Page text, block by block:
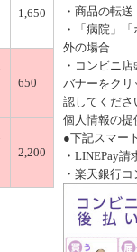
1,650
650
2,200
・商品の転送
・「病院」
外の場合
・コンビニ
バナーをクリ
認してくださ
個人情報の提
●下記スマー
・LINEPay請
・楽天銀行